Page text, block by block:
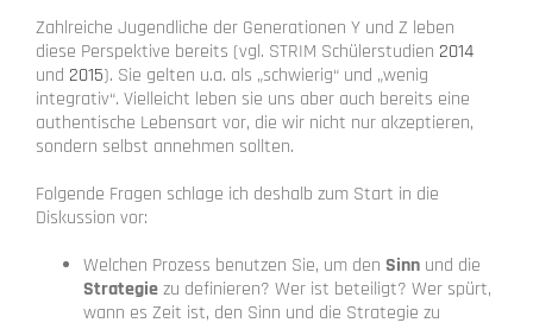
Zahlreiche Jugendliche der Generationen Y und Z leben
diese Perspektive bereits (vgl. STRIM Schülerstudien 2014
und 2015). Sie gelten u.a. als „schwierig“ und „wenig
integrativ“. Vielleicht leben sie uns aber auch bereits eine
authentische Lebensart vor, die wir nicht nur akzeptieren,
sondern selbst annehmen sollten.
Folgende Fragen schlage ich deshalb zum Start in die
Diskussion vor:
Welchen Prozess benutzen Sie, um den Sinn und die
Strategiezu definieren? Wer ist beteiligt? Wer spürt,
wann es Zeit ist, den Sinn und die Strategie zu